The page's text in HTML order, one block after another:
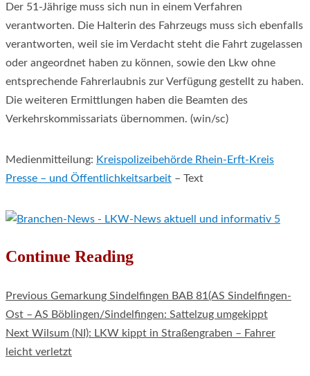
Der 51-Jährige muss sich nun in einem Verfahren
verantworten. Die Halterin des Fahrzeugs muss sich ebenfalls
verantworten, weil sie im Verdacht steht die Fahrt zugelassen
oder angeordnet haben zu können, sowie den Lkw ohne
entsprechende Fahrerlaubnis zur Verfügung gestellt zu haben.
Die weiteren Ermittlungen haben die Beamten des
Verkehrskommissariats übernommen. (win/sc)
Medienmitteilung: Kreispolizeibehörde Rhein-Erft-Kreis
Presse – und Öffentlichkeitsarbeit – Text
Continue Reading
Previous Gemarkung Sindelfingen BAB 81(AS Sindelfingen-
Ost – AS Böblingen/Sindelfingen: Sattelzug umgekippt
Next Wilsum (NI): LKW kippt in Straßengraben – Fahrer
leicht verletzt